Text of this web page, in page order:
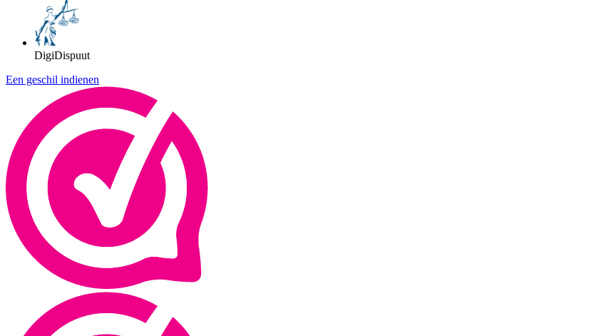
DigiDispuut
Een geschil indienen